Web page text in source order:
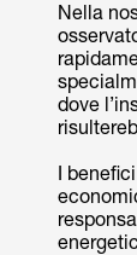
Nella
dove
I